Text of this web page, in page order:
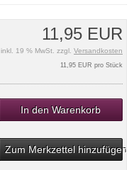
11,95 EUR
inkl. 19 % MwSt. zzgl. Versandkosten
11,95 EUR pro Stück
In den Warenkorb
Zum Merkzettel hinzufügen